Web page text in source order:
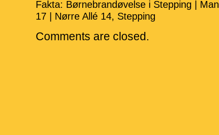
Fakta: Børnebrandøvelse i Stepping |
17 | Nørre Allé 14, Stepping
Comments are closed.